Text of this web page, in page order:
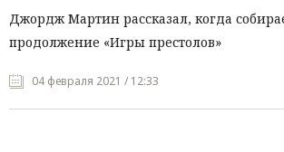
Джордж Мартин рассказал, когда
продолжение «Игры престолов»
04 февраля 2021 / 12:33